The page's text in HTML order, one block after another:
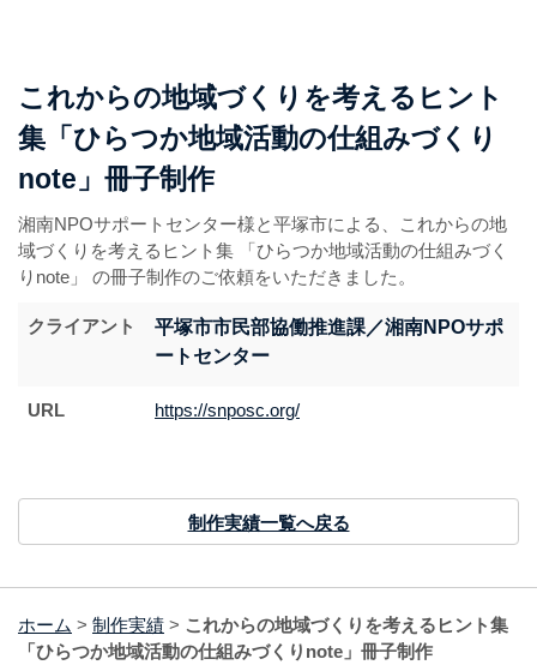
これからの地域づくりを考えるヒント
集「ひらつか地域活動の仕組みづくり
note」冊子制作
湘南NPOサポートセンター様と平塚市による、これからの地
域づくりを考えるヒント集 「ひらつか地域活動の仕組みづく
りnote」 の冊子制作のご依頼をいただきました。
クライアント
平塚市市民部協働推進課／湘南NPOサポ
ートセンター
URL https://snposc.org/
制作実績一覧へ戻る
ホーム > 制作実績 > これからの地域づくりを考えるヒント集
「ひらつか地域活動の仕組みづくりnote」冊子制作